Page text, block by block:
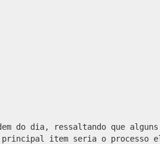
do dia, ressaltando que
principal item seria o processo